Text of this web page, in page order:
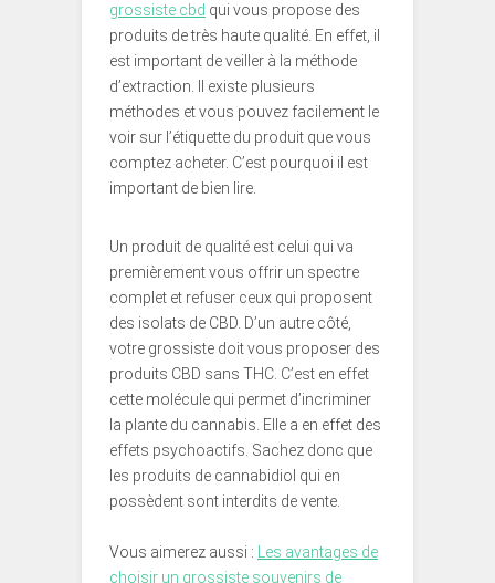
grossiste cbd qui vous propose des
produits de très haute qualité. En effet, il
est important de veiller à la méthode
d’extraction. Il existe plusieurs
méthodes et vous pouvez facilement le
voir sur l’étiquette du produit que vous
comptez acheter. C’est pourquoi il est
important de bien lire.
Un produit de qualité est celui qui va
premièrement vous offrir un spectre
complet et refuser ceux qui proposent
des isolats de CBD. D’un autre côté,
votre grossiste doit vous proposer des
produits CBD sans THC. C’est en effet
cette molécule qui permet d’incriminer
la plante du cannabis. Elle a en effet des
effets psychoactifs. Sachez donc que
les produits de cannabidiol qui en
possèdent sont interdits de vente.
Vous aimerez aussi :
Les avantages de
choisir un grossiste souvenirs de